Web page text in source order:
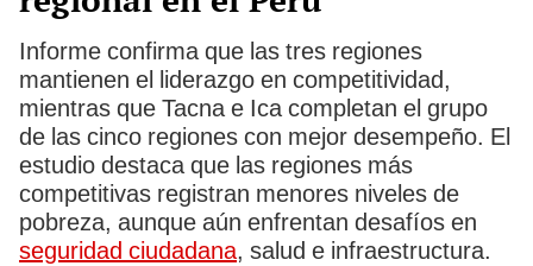
Informe confirma que las tres regiones
mantienen el liderazgo en competitividad,
mientras que Tacna e Ica completan el grupo
de las cinco regiones con mejor desempeño. El
estudio destaca que las regiones más
competitivas registran menores niveles de
pobreza, aunque aún enfrentan desafíos en
seguridad ciudadana, salud e infraestructura.